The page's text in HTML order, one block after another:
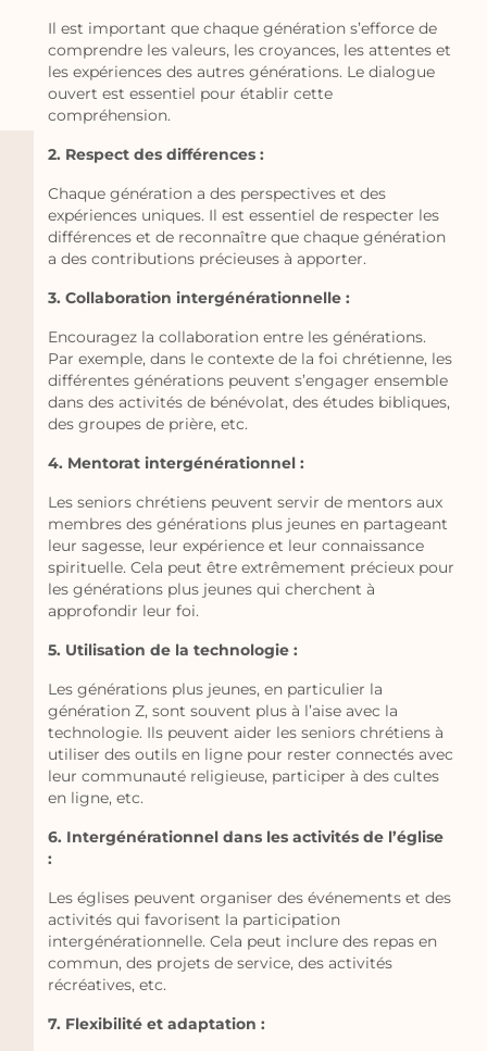
Il est important que chaque génération s’efforce de
comprendre les valeurs, les croyances, les attentes et
les expériences des autres générations. Le dialogue
ouvert est essentiel pour établir cette
compréhension.
2. Respect des différences :
Chaque génération a des perspectives et des
expériences uniques. Il est essentiel de respecter les
différences et de reconnaître que chaque génération
a des contributions précieuses à apporter.
3. Collaboration intergénérationnelle :
Encouragez la collaboration entre les générations.
Par exemple, dans le contexte de la foi chrétienne, les
différentes générations peuvent s’engager ensemble
dans des activités de bénévolat, des études bibliques,
des groupes de prière, etc.
4. Mentorat intergénérationnel :
Les seniors chrétiens peuvent servir de mentors aux
membres des générations plus jeunes en partageant
leur sagesse, leur expérience et leur connaissance
spirituelle. Cela peut être extrêmement précieux pour
les générations plus jeunes qui cherchent à
approfondir leur foi.
5. Utilisation de la technologie :
Les générations plus jeunes, en particulier la
génération Z, sont souvent plus à l’aise avec la
technologie. Ils peuvent aider les seniors chrétiens à
utiliser des outils en ligne pour rester connectés avec
leur communauté religieuse, participer à des cultes
en ligne, etc.
6. Intergénérationnel dans les activités de l’église
:
Les églises peuvent organiser des événements et des
activités qui favorisent la participation
intergénérationnelle. Cela peut inclure des repas en
commun, des projets de service, des activités
récréatives, etc.
7. Flexibilité et adaptation :